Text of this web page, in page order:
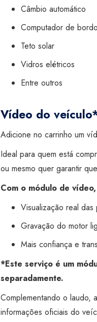
Câmbio automático
Computador de bordo
Teto solar
Vidros elétricos
Entre outros
Vídeo do
Adicione no carrinho um
Ideal para quem está
ou mesmo quer garantir
Com o módulo de
Visualização real
Gravação do motor
Mais confiança e
*Este serviço é um
separadamente.
Complementando o laudo,
informações oficiais do